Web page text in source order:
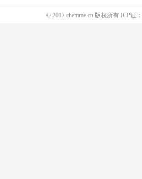
© 2017 chemme.cn 版权所有 ICP证：